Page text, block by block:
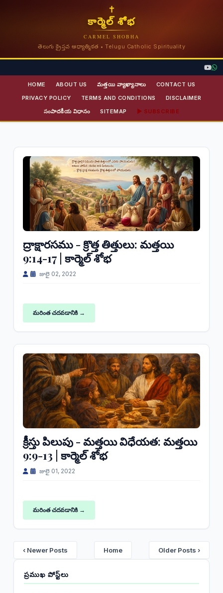
✝
కార్మెల్ శోభ
CARMEL SHOBHA
తెలుగు క్రైస్తవ ఆధ్యాత్మికత • Telugu Catholic Spirituality
HOME ABOUT US మత్తయి వ్యాఖ్యానాలు
CONTACT US
PRIVACY POLICY
TERMS AND CONDITIONS
DISCLAIMER
సంపాదకీయ విధానం
SITEMAP ▶ SUBSCRIBE
ద్రాక్షారసము - క్రొత్త తిత్తులు: మత్తయి
9:14-17 | కార్మెల్ శోభ
జులై 02, 2022
మరింత చదవడానికి →
క్రీస్తు పిలుపు - మత్తయి విధేయత: మత్తయి
9:9-13 | కార్మెల్ శోభ
జులై 01, 2022
మరింత చదవడానికి →
‹ Newer Posts Home Older Posts ›
ప్రముఖ పోస్ట్‌లు